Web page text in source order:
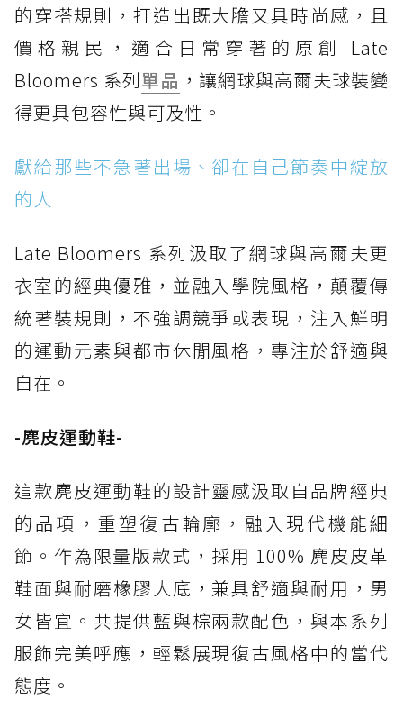
的穿搭規則，打造出既大膽又具時尚感，且
價格親民，適合日常穿著的原創 Late
Bloomers 系列單品 ，讓網球與高爾夫球裝變
得更具包容性與可及性。
獻給那些不急著出場、卻在自己節奏中綻放
的人
Late Bloomers 系列汲取了網球與高爾夫更
衣室的經典優雅，並融入學院風格，顛覆傳
統著裝規則，不強調競爭或表現，注入鮮明
的運動元素與都市休閒風格，專注於舒適與
自在。
-麂皮運動鞋-
這款麂皮運動鞋的設計靈感汲取自品牌經典
的品項，重塑復古輪廓，融入現代機能細
節。作為限量版款式，採用 100% 麂皮皮革
鞋面與耐磨橡膠大底，兼具舒適與耐用，男
女皆宜。共提供藍與棕兩款配色，與本系列
服飾完美呼應，輕鬆展現復古風格中的當代
態度。